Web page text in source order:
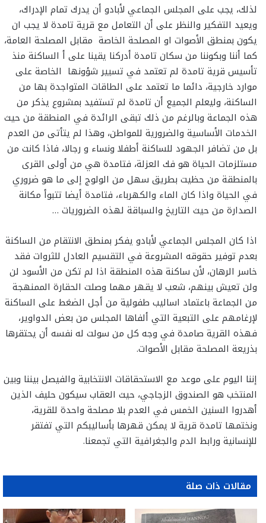
لذلك، يجب على المجلس الجماعي لأبادو أن يدرك تمام الإدراك،
ويعيد التفكير والنظر على أن التعامل مع قرية تامدة لا يجب ان
يكون بمنطق الأصوات او المصلحة الخاصة مقابل المصلحة العامة،
كما أننا وبكوننا من سكان تامدة أدركنا يقينا على أ الساكنة منذ
تأسيس قرية تامدة لم تعتمد في تسيير شؤونها الخاصة على
موارد خارجية، دائما ما تعتمد على الطاقات المتواجدة بها من
الساكنة، وليعلم الجميع أن تامدة لم تستفيد بمشروع يذكر من
هذه الجماعة وبالرغم من ذلك تبقى الرائدة في المنطقة من حيث
الخدمات الأساسية والضرورية للمواطن، وهذا لم يتأتى من العدم
بل من تضافر الجهود للساكنة أطفلا ونساء و رجالا، فاذا كانت من
مستلزمات الحياة هو فك العزلة، فتامدة هي من أولى القرى
بالمنطقة من حظيت بطريق سهل من الولوج إلى ما هو ضروري
في الحياة واذا كان الماء والكهرباء، فتامدة أيضا تتبوأ مكانة
الصدارة من حيث التاريخ والسباقة لهذه الضروريات …
اذا كان المجلس الجماعي لأبادو يفكر بمنطق الانتقام من الساكنة
بعدم توفير حقوقه المشروعة في التقسيم العادل للثروات فقد
خاسر الرهان، لأن ساكنة هذه المنطقة اذا لم تكن من الأسود لن
ولن تعيش بينهم، شعب لا يقهر مهما وصلت الحقارة الممنهجة
من الجماعة باعتماد اساليب طفولية من أجل الضغط على الساكنة
لإرغامهم على التبعية التي ألفاها المجلس من بعض الدواوير،
فهذه القرية صامدة في وجه كل من سولت له نفسه أن يحتقرها
بذريعة المصلحة مقابل الأصوات.
إننا اليوم على موعد مع الاستحقاقات الانتخابية والفيصل بيننا وبين
المنتخب هو الصندوق الزجاجي، حيث العقاب سيكون حليف الذين
أهدروا السنين الخمس في العدم بلا مصلحة واحدة للقرية،
ونختمها تامدة قرية لا يمكن قهرها بأساليبكم التي تفتقر
للإنسانية ورابط الدم والجغرافية التي تجمعنا.
مقالات ذات صلة